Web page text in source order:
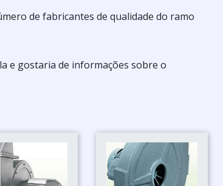
de fabricantes de qualidade do ramo
e gostaria de informações sobre o